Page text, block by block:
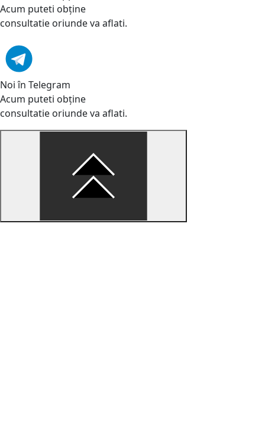
Acum puteti obține
consultatie oriunde va aflati.
Noi în Telegram
Acum puteti obține
consultatie oriunde va aflati.